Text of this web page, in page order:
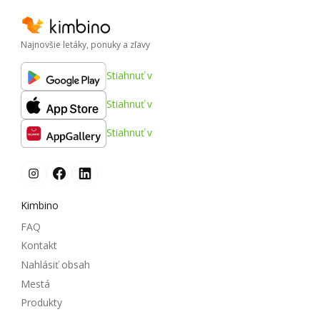
Najnovšie letáky, ponuky a zľavy
Stiahnuť v
Stiahnuť v
Stiahnuť v
Kimbino
FAQ
Kontakt
Nahlásiť obsah
Mestá
Produkty